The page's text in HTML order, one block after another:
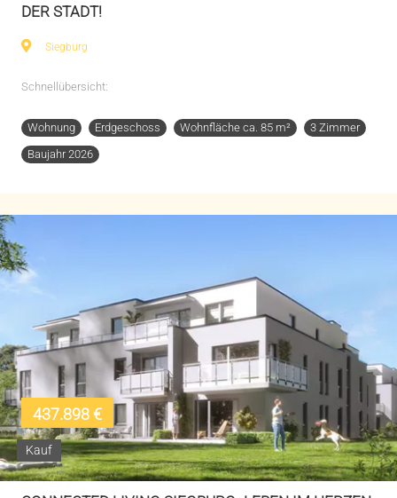
DER STADT!
Siegburg
Schnellübersicht:
Wohnung Erdgeschoss Wohnfläche ca. 85 m²
3 Zimmer
Baujahr 2026
437.898 €
Kauf